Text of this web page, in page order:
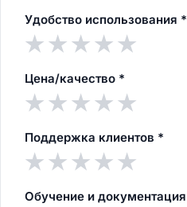
Удобство использования *
★
★
★
★
★
Цена/качество *
★
★
★
★
★
Поддержка клиентов *
★
★
★
★
★
Обучение и документация